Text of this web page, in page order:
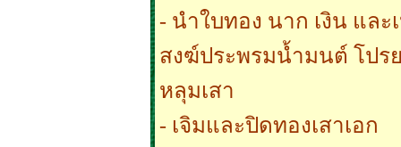
- นำใบทอง นาก เงิน แล
สงฆ์ประพรมน้ำมนต์ โปร
หลุมเสา
- เจิมและปิดทองเสาเอก